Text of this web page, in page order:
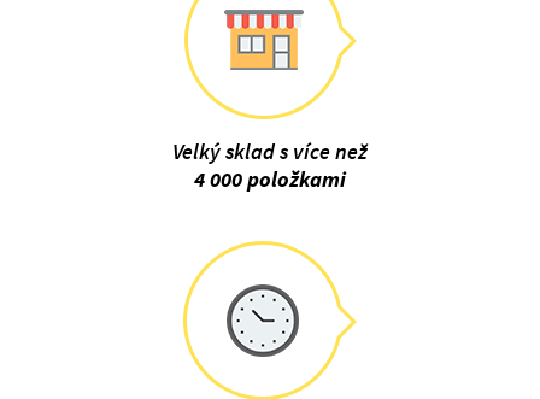
Velký sklad s více než
4 000 položkami